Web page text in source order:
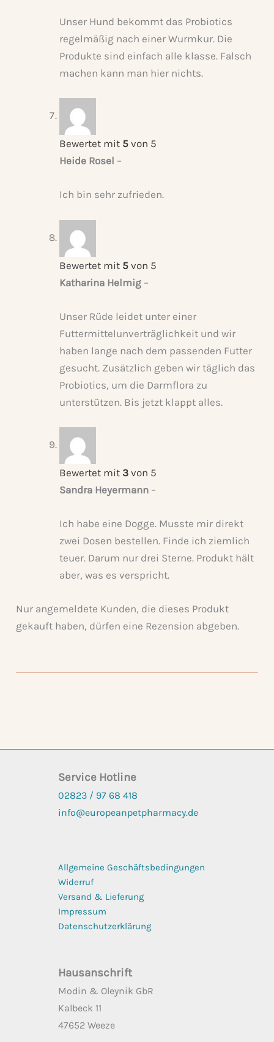
Unser Hund bekommt das Probiotics
regelmäßig nach einer Wurmkur. Die
Produkte sind einfach alle klasse. Falsch
machen kann man hier nichts.
Bewertet mit 5 von 5
Heide Rosel –
Ich bin sehr zufrieden.
Bewertet mit 5 von 5
Katharina Helmig –
Unser Rüde leidet unter einer
Futtermittelunverträglichkeit und wir
haben lange nach dem passenden Futter
gesucht. Zusätzlich geben wir täglich das
Probiotics, um die Darmflora zu
unterstützen. Bis jetzt klappt alles.
Bewertet mit 3 von 5
Sandra Heyermann –
Ich habe eine Dogge. Musste mir direkt
zwei Dosen bestellen. Finde ich ziemlich
teuer. Darum nur drei Sterne. Produkt hält
aber, was es verspricht.
Nur angemeldete Kunden, die dieses Produkt
gekauft haben, dürfen eine Rezension abgeben.
Service Hotline
02823 / 97 68 418
info@europeanpetpharmacy.de
Allgemeine Geschäftsbedingungen
Widerruf
Versand & Lieferung
Impressum
Datenschutzerklärung
Hausanschrift
Modin & Oleynik GbR
Kalbeck 11
47652 Weeze